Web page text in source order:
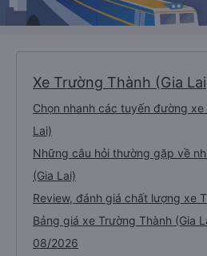
Xe Trường Thành (Gia
Chọn nhanh các tuyến đường xe
Lai)
Những câu hỏi thường gặp về
(Gia Lai)
Review, đánh giá chất lượng xe
Bảng giá xe Trường Thành (Gia
08/2026